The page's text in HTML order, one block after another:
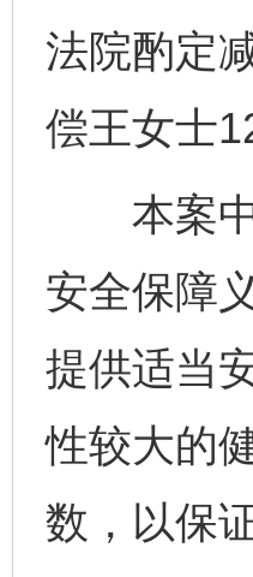
法院酌定
偿王女士
本案中
安全保障
提供适当
性较大的
数，以保